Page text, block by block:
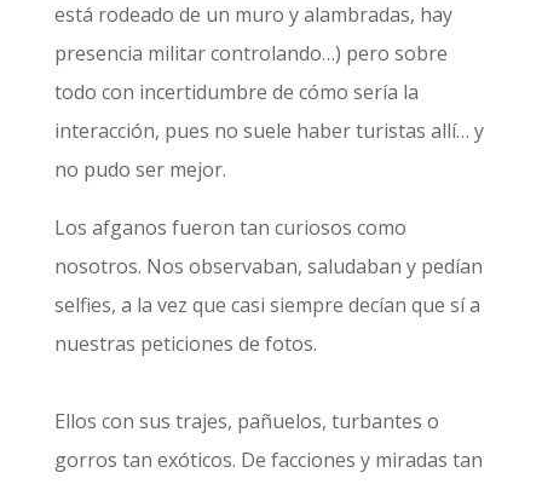
está rodeado de un muro y alambradas, hay
presencia militar controlando…) pero sobre
todo con incertidumbre de cómo sería la
interacción, pues no suele haber turistas allí… y
no pudo ser mejor.
Los afganos fueron tan curiosos como
nosotros. Nos observaban, saludaban y pedían
selfies, a la vez que casi siempre decían que sí a
nuestras peticiones de fotos.
Ellos con sus trajes, pañuelos, turbantes o
gorros tan exóticos. De facciones y miradas tan